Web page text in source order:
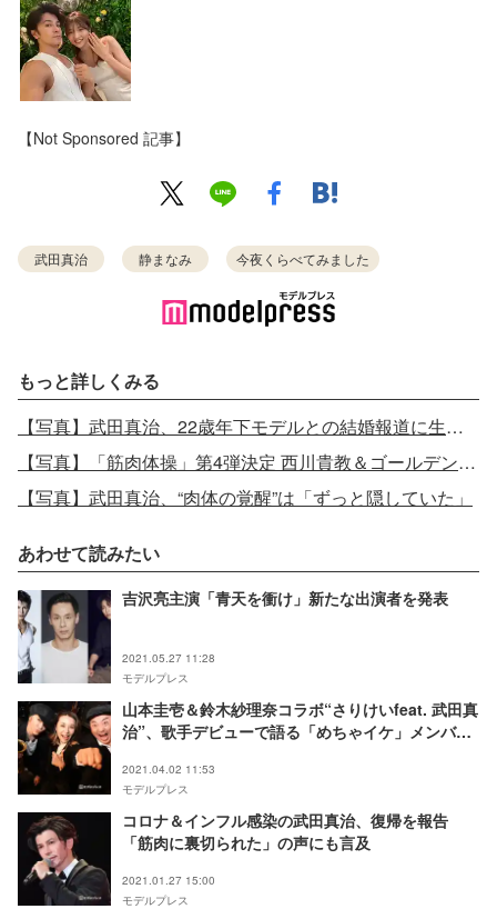
【Not Sponsored 記事】
武田真治 静まなみ 今夜くらべてみました
もっと詳しくみる
【写真】武田真治、22歳年下モデルとの結婚報道に生言及
【写真】「筋肉体操」第4弾決定 西川貴教＆ゴールデンボンバー樽美酒研二が初出演
【写真】武田真治、“肉体の覚醒”は「ずっと隠していた」
あわせて読みたい
吉沢亮主演「青天を衝け」新たな出演者を発表
2021.05.27 11:28
モデルプレス
山本圭壱＆鈴木紗理奈コラボ“さりけいfeat. 武田真
治”、歌手デビューで語る「めちゃイケ」メンバー
ンタビュー＞
2021.04.02 11:53
モデルプレス
コロナ＆インフル感染の武田真治、復帰を報告
「筋肉に裏切られた」の声にも言及
2021.01.27 15:00
モデルプレス